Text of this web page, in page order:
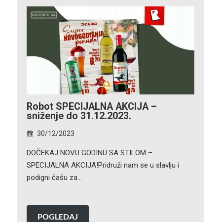
Robot SPECIJALNA AKCIJA –
sniženje do 31.12.2023.
30/12/2023
DOČEKAJ NOVU GODINU SA STILOM –
SPECIJALNA AKCIJA!Pridruži nam se u slavlju i
podigni čašu za…
POGLEDAJ